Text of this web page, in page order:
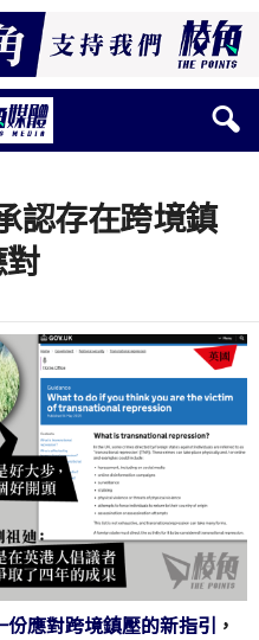
認存在跨境鎮
份應對跨境鎮壓的新指引 ，